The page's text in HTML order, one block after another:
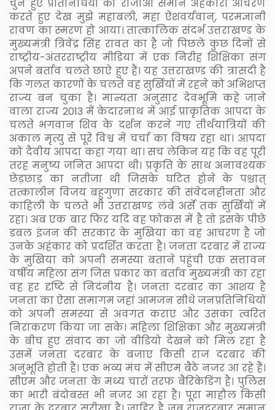
चुने हुए प्रतिनिधियों को राजाओं समान अहंकारी आचरण
करते हुए देख मुझे महाबली, महा ऐशवर्यवान्, परमज्ञानी
रावण का स्मरण हो आया। तात्कालिक संदर्भ उत्तराखण्ड के
मुख्यमंत्री त्रिवेंद्र सिंह रावत का है जो पिछले कुछ दिनों से
राष्ट्रीय-अंतरराष्ट्रीय मीडिया में एक निरीह शिक्षिका संग
अपने बर्ताव चलते छाऐ हुए हैं। यह उत्तराखण्ड की त्रासदी है
कि गलत कारणों के चलते वह सुर्खियों में रहने को अभिशप्त
राज्य बन चुका है। मान्यता अनुसार देवभूमि कहे जाने
वाला राज्य 2013 में केदारनाथ में आई प्राकृतिक आपदा के
चलते भगवान शिव के दर्शन करने गए तीर्थयात्रियों की
अकाल मृत्यु से पूरे विश्व में चर्चा का विषय रहा था। आपदा
को दैवीय आपदा कहा गया था। सच लेकिन यह कि वह पूरी
तरह मनुष्य जनित आपदा थी। प्रकृति के साथ अनावश्यक
छेड़छाड़ का नतीजा थी जिसके घटित होने के पश्चात्
तत्कालीन विजय बहुगुणा सरकार की संवेदनहीनता और
काहिली के चलते भी उत्तराखण्ड लंबे अर्से तक सुर्खियों में
रहा। अब एक बार फिर यदि वह फोकस में है तो इसके पीछे
डबल इंजन की सरकार के मुखिया का वह आचरण है जो
उनके अहंकार को प्रदर्शित करता है। जनता दरबार में राज्य
के मुखिया को अपनी समस्या बताने पहुंची एक सत्तावन
वर्षीय महिला संग जिस प्रकार का बर्ताव मुख्यमंत्री का रहा
वह हर दृष्टि से निदंनीय है। जनता दरबार का आशय है
जनता का ऐसा समागम जहां आमजन सीधे जनप्रतिनिधियों
को अपनी समस्या से अवगत कराए और उसका त्वरित
निराकरण किया जा सके। महिला शिक्षिका और मुख्यमंत्री
के बीच हुए संवाद का जो वीडियो देखने को मिल रहा है
उसमें जनता दरबार के बजाए किसी राज दरबार की
अनुभूति होती है। एक भव्य मंच में सीएम बैठे नजर आ रहे हैं।
सीएम और जनता के मध्य चारों तरफ बैरिकेडिंग है। पुलिस
का भारी बंदोबस्त भी नजर आ रहा है। पूरा माहौल किसी